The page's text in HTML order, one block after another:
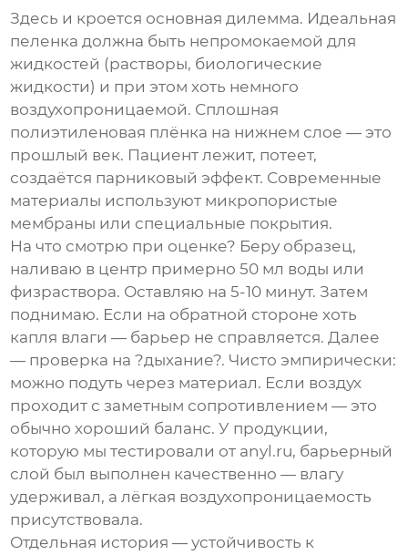
Здесь и кроется основная дилемма. Идеальная
пеленка должна быть непромокаемой для
жидкостей (растворы, биологические
жидкости) и при этом хоть немного
воздухопроницаемой. Сплошная
полиэтиленовая плёнка на нижнем слое — это
прошлый век. Пациент лежит, потеет,
создаётся парниковый эффект. Современные
материалы используют микропористые
мембраны или специальные покрытия.
На что смотрю при оценке? Беру образец,
наливаю в центр примерно 50 мл воды или
физраствора. Оставляю на 5-10 минут. Затем
поднимаю. Если на обратной стороне хоть
капля влаги — барьер не справляется. Далее
— проверка на ?дыхание?. Чисто эмпирически:
можно подуть через материал. Если воздух
проходит с заметным сопротивлением — это
обычно хороший баланс. У продукции,
которую мы тестировали от anyl.ru, барьерный
слой был выполнен качественно — влагу
удерживал, а лёгкая воздухопроницаемость
присутствовала.
Отдельная история — устойчивость к